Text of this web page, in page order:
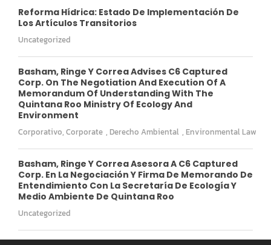
Reforma Hídrica: Estado De Implementación De
Los Artículos Transitorios
Uncategorized
Basham, Ringe Y Correa Advises C6 Captured
Corp. On The Negotiation And Execution Of A
Memorandum Of Understanding With The
Quintana Roo Ministry Of Ecology And
Environment
Corporativo, Corporate , Derecho Ambiental , Environmental Law
Basham, Ringe Y Correa Asesora A C6 Captured
Corp. En La Negociación Y Firma De Memorando De
Entendimiento Con La Secretaría De Ecología Y
Medio Ambiente De Quintana Roo
Uncategorized